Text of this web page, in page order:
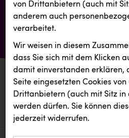
aktuelle aussendungen
aktuelle aussendungen
von Drittanbietern (auch mit
anderem auch
verarbeitet.
Wir weisen in diesem
dass Sie sich mit dem Klicken
damit ein­ver­standen erklären,
Seite eingesetzten Cookies
Drittanbietern (auch mit Sitz in
werden dürfen. Sie können
jederzeit widerrufen.